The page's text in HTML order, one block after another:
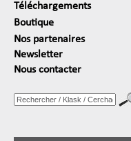
Téléchargements
Boutique
Nos partenaires
Newsletter
Nous contacter